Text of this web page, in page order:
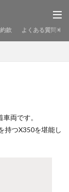
款 よくある質問
両です。
持つX350を堪能し